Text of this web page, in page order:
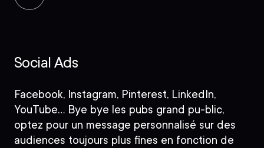
Social Ads
Facebook, Instagram, Pinterest, LinkedIn,
YouTube… Bye bye les pubs grand pu-blic,
optez pour un message personnalisé sur des
audiences toujours plus fines en fonction de